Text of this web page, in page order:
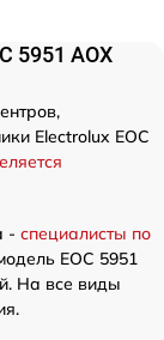
5951 AOX
Electrolux EOC
- специалисты по
EOC 5951
На все виды